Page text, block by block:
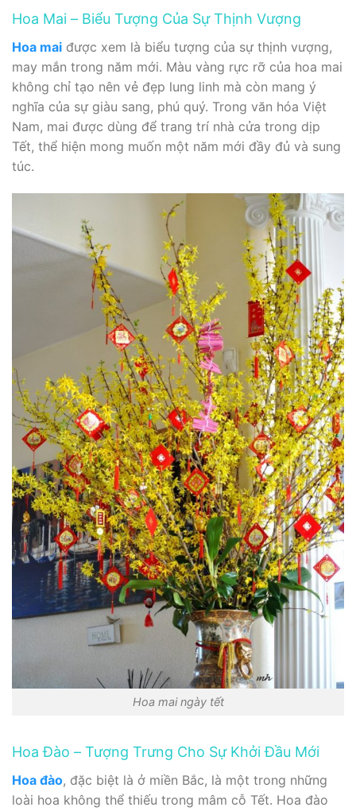
Hoa Mai – Biểu Tượng Của Sự Thịnh Vượng
Hoa mai được xem là biểu tượng của sự thịnh vượng,
may mắn trong năm mới. Màu vàng rực rỡ của hoa mai
không chỉ tạo nên vẻ đẹp lung linh mà còn mang ý
nghĩa của sự giàu sang, phú quý. Trong văn hóa Việt
Nam, mai được dùng để trang trí nhà cửa trong dịp
Tết, thể hiện mong muốn một năm mới đầy đủ và sung
túc.
Hoa mai ngày tết
Hoa Đào – Tượng Trưng Cho Sự Khởi Đầu Mới
Hoa đào, đặc biệt là ở miền Bắc, là một trong những
loài hoa không thể thiếu trong mâm cỗ Tết. Hoa đào